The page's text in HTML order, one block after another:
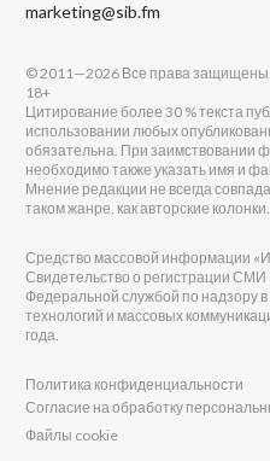
marketing@sib.fm
© 2011—2026 Все права защищены.
18+
Цитирование более 30 % текста
использовании любых
обязательна. При заимствовании
необходимо также указать имя и
Мнение редакции не всегда
таком жанре, как авторские колонки.
Средство массовой информации
Свидетельство о регистрации
Федеральной службой по надзору
технологий и массовых
года.
Политика конфиденциальности
Согласие на обработку
Файлы cookie